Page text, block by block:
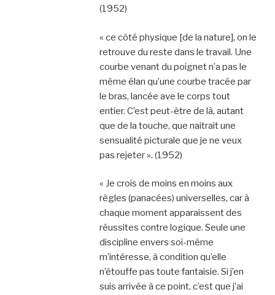
(1952)
« ce côté physique [de la nature], on le
retrouve du reste dans le travail. Une
courbe venant du poignet n’a pas le
même élan qu’une courbe tracée par
le bras, lancée ave le corps tout
entier. C’est peut-être de là, autant
que de la touche, que naitrait une
sensualité picturale que je ne veux
pas rejeter ». (1952)
« Je crois de moins en moins aux
règles (panacées) universelles, car à
chaque moment apparaissent des
réussites contre logique. Seule une
discipline envers soi-même
m’intéresse, à condition qu’elle
n’étouffe pas toute fantaisie. Si j’en
suis arrivée à ce point, c’est que j’ai